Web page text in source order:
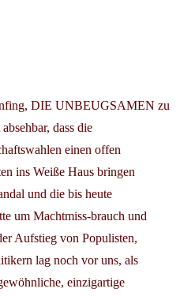
DIE UNBEUGSAMEN zu
dass die
einen offen
ins Weiße Haus bringen
und die bis heute
um Machtmiss-brauch und
Aufstieg von Populisten,
lag noch vor uns, als
einzigartige